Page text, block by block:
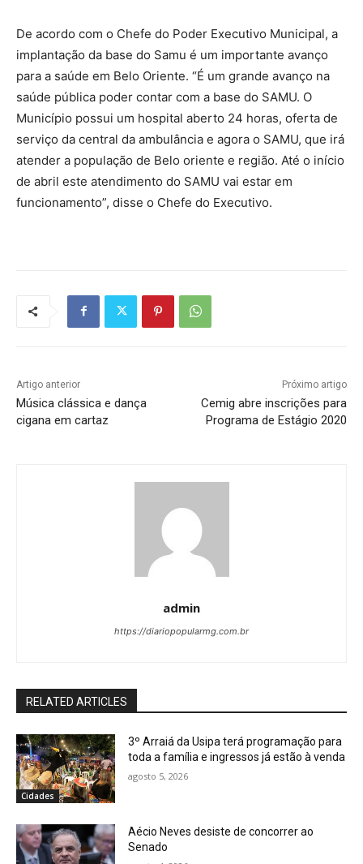
De acordo com o Chefe do Poder Executivo Municipal, a
implantação da base do Samu é um importante avanço
para a saúde em Belo Oriente. “É um grande avanço na
saúde pública poder contar com a base do SAMU. O
Município possui um hospital aberto 24 horas, oferta de
serviço da central da ambulância e agora o SAMU, que irá
atender a população de Belo oriente e região. Até o início
de abril este atendimento do SAMU vai estar em
funcionamento”, disse o Chefe do Executivo.
Artigo anterior
Música clássica e dança
cigana em cartaz
Próximo artigo
Cemig abre inscrições para
Programa de Estágio 2020
admin
https://diariopopularmg.com.br
RELATED ARTICLES
Cidades
3º Arraiá da Usipa terá programação para
toda a família e ingressos já estão à venda
agosto 5, 2026
Aécio Neves desiste de concorrer ao
Senado